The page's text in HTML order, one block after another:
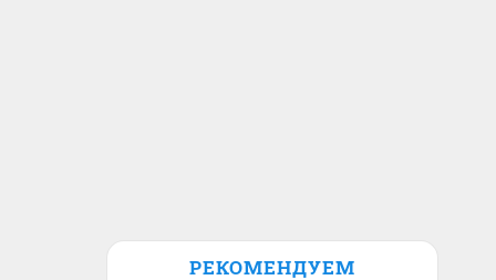
РЕКОМЕНДУЕМ